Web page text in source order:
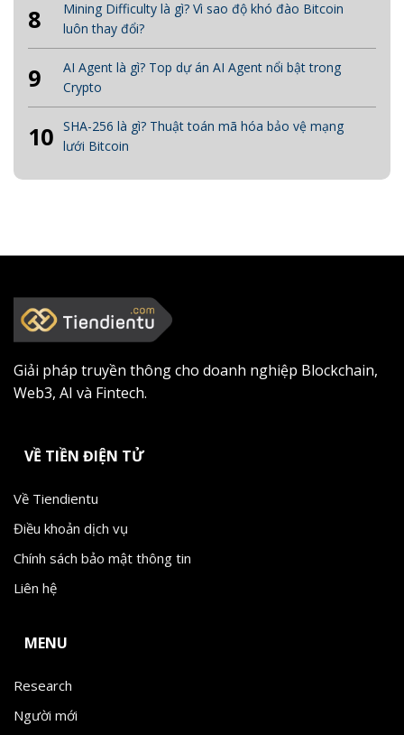
8
Mining Difficulty là gì? Vì sao độ khó đào Bitcoin
luôn thay đổi?
9
AI Agent là gì? Top dự án AI Agent nổi bật trong
Crypto
10 SHA-256 là gì? Thuật toán mã hóa bảo vệ mạng
lưới Bitcoin
Giải pháp truyền thông cho doanh nghiệp Blockchain,
Web3, AI và Fintech.
VỀ TIỀN ĐIỆN TỬ
Về Tiendientu
Điều khoản dịch vụ
Chính sách bảo mật thông tin
Liên hệ
MENU
Research
Người mới